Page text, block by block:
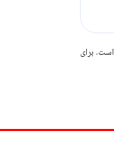
است. برای